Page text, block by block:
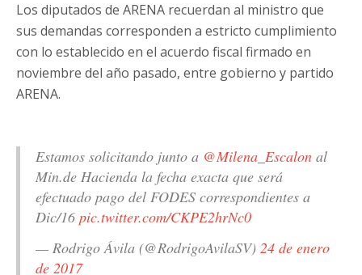
Los diputados de ARENA recuerdan al ministro que
sus demandas corresponden a estricto cumplimiento
con lo establecido en el acuerdo fiscal firmado en
noviembre del año pasado, entre gobierno y partido
ARENA.
Estamos solicitando junto a @Milena_Escalon al
Min.de Hacienda la fecha exacta que será
efectuado pago del FODES correspondientes a
Dic/16 pic.twitter.com/CKPE2hrNc0
— Rodrigo Ávila (@RodrigoAvilaSV) 24 de enero
de 2017